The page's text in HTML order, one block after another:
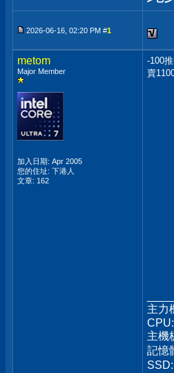
2026-06-16, 02:20 PM #1
metom
Major Member
加入日期: Apr 2005
您的住址: 下港人
文章: 162
-100
賣
主力
主機
記憶